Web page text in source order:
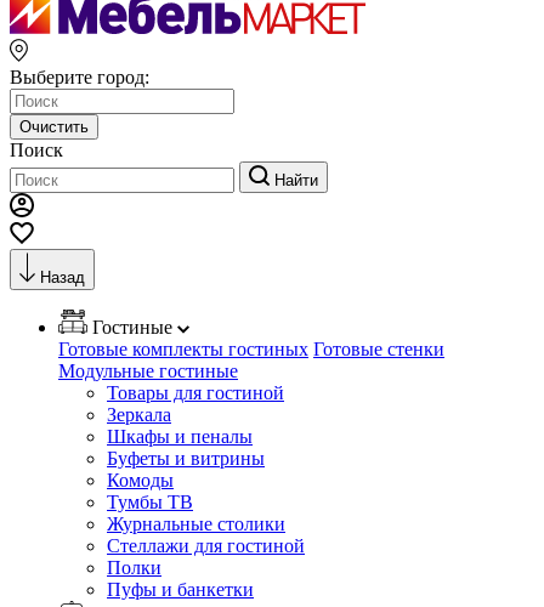
Выберите город:
Очистить
Поиск
Найти
Назад
Гостиные
Готовые комплекты гостиных Готовые стенки
Модульные гостиные
Товары для гостиной
Зеркала
Шкафы и пеналы
Буфеты и витрины
Комоды
Тумбы ТВ
Журнальные столики
Стеллажи для гостиной
Полки
Пуфы и банкетки